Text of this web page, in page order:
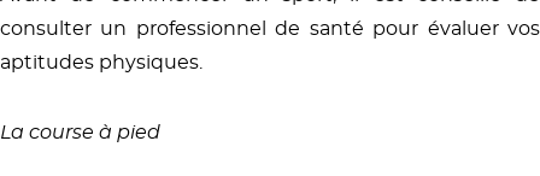
consulter un professionnel de santé pour évaluer vos
aptitudes physiques.
La course à pied